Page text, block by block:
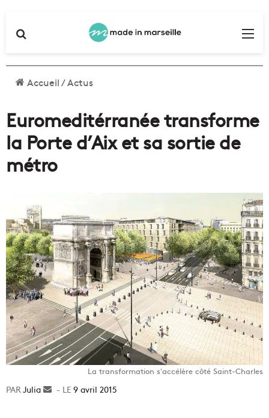
Accueil/Actus
Euromeditérranée transforme
la Porte d’Aix et sa sortie de
métro
La transformation s'accélère côté Saint-Charles
Julia
Envoyer9 avril 2015